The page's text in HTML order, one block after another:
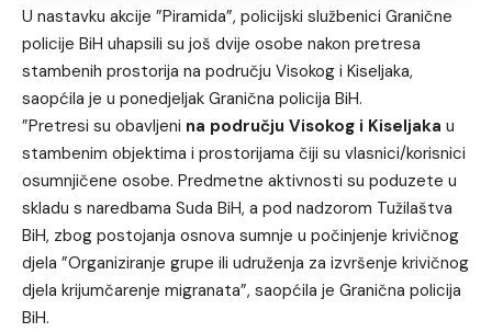
U nastavku akcije ”Piramida”, policijski službenici Granične
policije BiH uhapsili su još dvije osobe nakon pretresa
stambenih prostorija na području Visokog i Kiseljaka,
saopćila je u ponedjeljak Granična policija BiH.
”Pretresi su obavljeni na području Visokog i Kiseljaka u
stambenim objektima i prostorijama čiji su vlasnici/korisnici
osumnjičene osobe. Predmetne aktivnosti su poduzete u
skladu s naredbama Suda BiH, a pod nadzorom Tužilaštva
BiH, zbog postojanja osnova sumnje u počinjenje krivičnog
djela ”Organiziranje grupe ili udruženja za izvršenje krivičnog
djela krijumčarenje migranata”, saopćila je Granična policija
BiH.